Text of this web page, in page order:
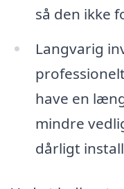
så den ikke
Langvarig
have en
mindre
dårligt